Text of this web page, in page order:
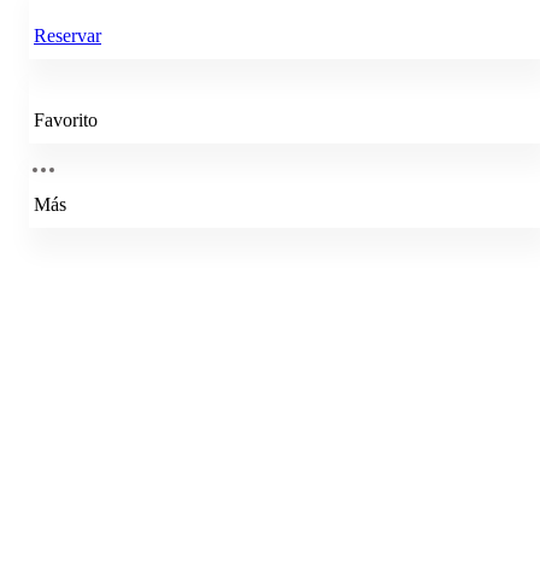
Reservar
Favorito
Más